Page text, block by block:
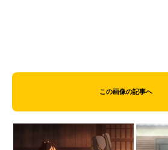
この画像の記事へ